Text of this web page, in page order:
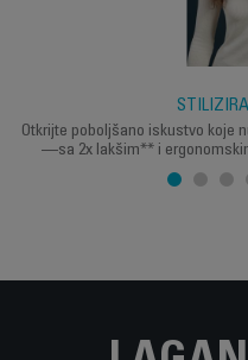
Otkrijte poboljšano iskustvo koje
—sa 2x lakšim** i